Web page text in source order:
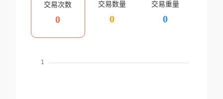
交易次数
0
交易数量
0
交易重量
0